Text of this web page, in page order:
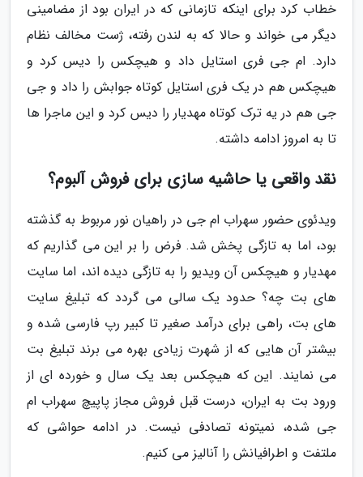
خطاب کرد برای اینکه تازمانی که در ایران بود از مضامینی
دیگر می خواند و حالا که به لندن رفته، ژست مخالف نظام
دارد. ام جی فری استایل داد و هیچکس را دیس کرد و
هیچکس هم در یک فری استایل کوتاه جوابش را داد و جی
جی هم در یه ترک کوتاه مهدیار را دیس کرد و این ماجرا ها
تا به امروز ادامه داشته.
نقد واقعی یا حاشیه سازی برای فروش آلبوم؟
ویدئوی حضور سهراب ام جی در راهیان نور مربوط به گذشته
بود، اما به تازگی پخش شد. فرض را بر این می گذاریم که
مهدیار و هیچکس آن ویدیو را به تازگی دیده اند، اما سایت
های بت چه؟ حدود یک سالی می گردد که تبلیغ سایت
های بت، راهی برای درآمد صغیر تا کبیر رپ فارسی شده و
بیشتر آن هایی که از شهرت زیادی بهره می برند تبلیغ بت
می نمایند. این که هیچکس بعد یک سال و خورده ای از
ورود بت به ایران، درست قبل فروش مجاز پاپیچ سهراب ام
جی شده، نمیتونه تصادفی نیست. در ادامه حواشی که
ملتفت و اطرافیانش را آنالیز می کنیم.